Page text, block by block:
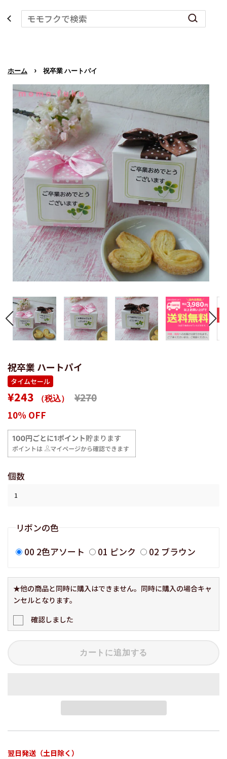
ホーム › 祝卒業 ハートパイ
祝卒業 ハートパイ
タイムセール
通
格
¥243 （税込）
販
格
¥270
10% OFF
個数
リボンの色
00 2色アソート
01 ピンク 02 ブラウン
★他の商品と同時に購入はできません。同時に購入の場合キャ
ンセルとなります。
確認しました
カートに追加する
翌日発送（土日除く）